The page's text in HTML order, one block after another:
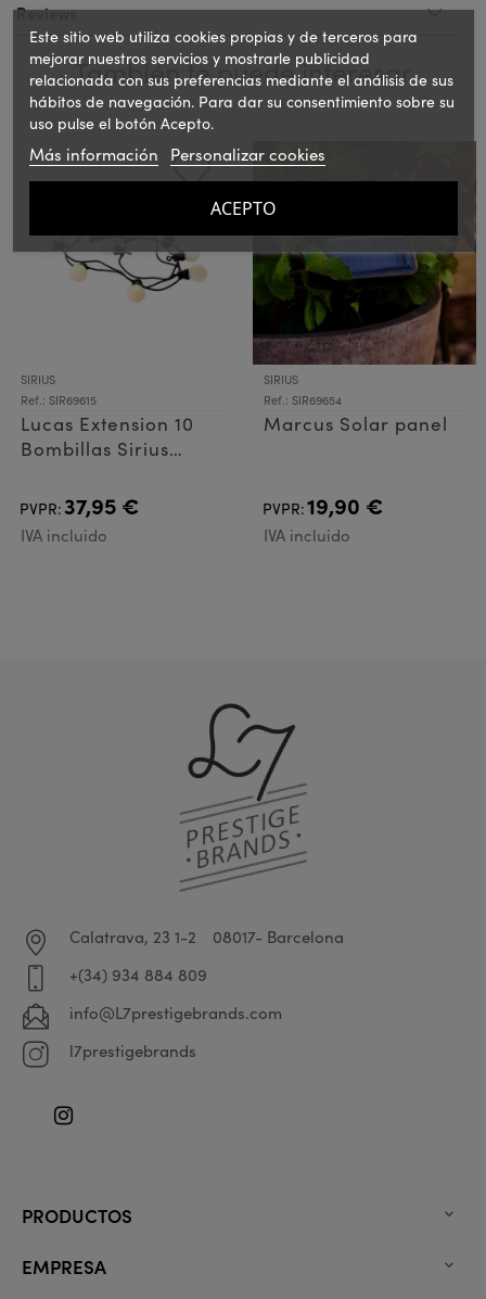
Reviews
También te puede interesar
SIRIUS
Ref.: SIR69615
Lucas Extension 10
Bombillas Sirius
PVPR:37,95 €
IVA incluido
SIRIUS
Ref.: SIR69654
Marcus Solar panel
PVPR:19,90 €
IVA incluido
Este sitio web utiliza cookies propias y de terceros para
mejorar nuestros servicios y mostrarle publicidad
relacionada con sus preferencias mediante el análisis de sus
hábitos de navegación. Para dar su consentimiento sobre su
uso pulse el botón Acepto.
Más información Personalizar cookies
ACEPTO
Calatrava, 23 1-2
08017- Barcelona
+(34) 934 884 809
info@L7prestigebrands.com
l7prestigebrands
Instagram
PRODUCTOS 
EMPRESA 